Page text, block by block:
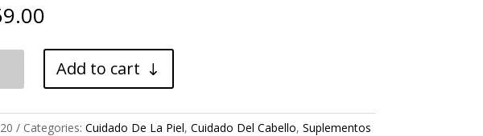
Add to cart
Categories: Cuidado De La Piel, Cuidado Del Cabello, Suplementos